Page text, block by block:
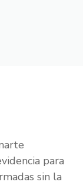
para
sin la